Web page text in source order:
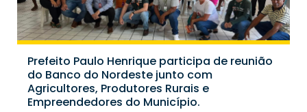
Prefeito Paulo Henrique participa de reunião
do Banco do Nordeste junto com
Agricultores, Produtores Rurais e
Empreendedores do Município.